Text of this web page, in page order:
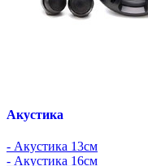
Акустика
- Акустика 13см
- Акустика 16см